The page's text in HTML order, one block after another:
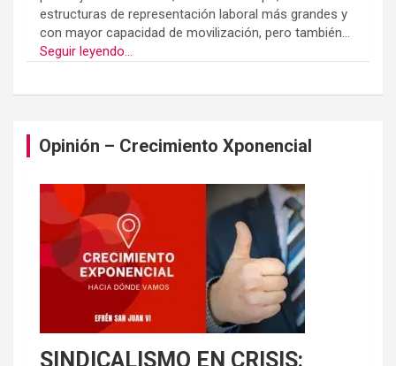
estructuras de representación laboral más grandes y
con mayor capacidad de movilización, pero también...
Seguir leyendo...
Opinión – Crecimiento Xponencial
SINDICALISMO EN CRISIS: